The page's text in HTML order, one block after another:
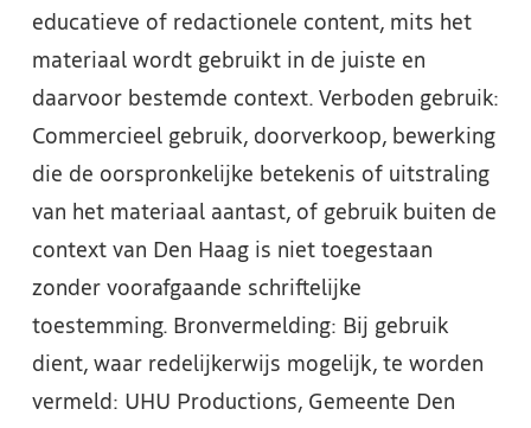
educatieve of redactionele content, mits het
materiaal wordt gebruikt in de juiste en
daarvoor bestemde context. Verboden gebruik:
Commercieel gebruik, doorverkoop, bewerking
die de oorspronkelijke betekenis of uitstraling
van het materiaal aantast, of gebruik buiten de
context van Den Haag is niet toegestaan
zonder voorafgaande schriftelijke
toestemming. Bronvermelding: Bij gebruik
dient, waar redelijkerwijs mogelijk, te worden
vermeld: UHU Productions, Gemeente Den